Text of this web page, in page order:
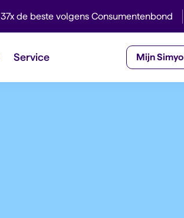
37x de beste volgens Consumentenbond
Service Mijn Simyo